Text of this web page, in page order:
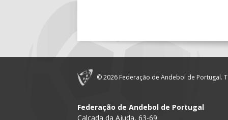
15:00
© 2026 Federação de Andebol de Portugal.
Federação de Andebol de Portugal
Calçada da Ajuda, 63-69